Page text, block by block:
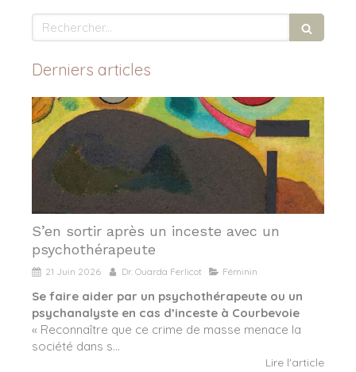
Rechercher
Derniers articles
S’en sortir après un inceste avec un
psychothérapeute
21 Juin 2026 Dr. Ouarda Ferlicot Féminin
Se faire aider par un psychothérapeute ou un
psychanalyste en cas d’inceste à Courbevoie
« Reconnaître que ce crime de masse menace la
société dans s...
Lire l'article